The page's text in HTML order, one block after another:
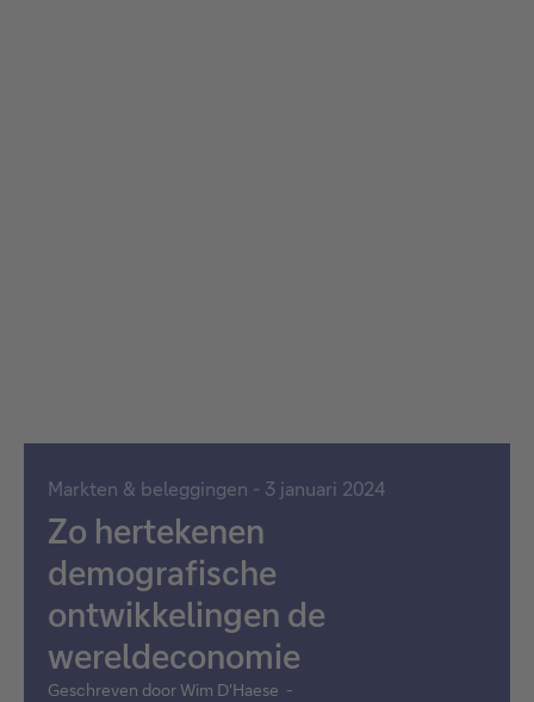
Markten & beleggingen - 3 januari 2024
Zo hertekenen
demografische
ontwikkelingen de
wereldeconomie
Geschreven door Wim D'Haese -